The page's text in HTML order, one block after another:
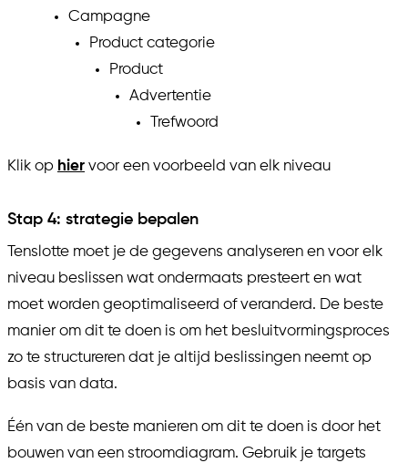
Campagne
Product categorie
Product
Advertentie
Trefwoord
Klik op hier voor een voorbeeld van elk niveau
Stap 4: strategie bepalen
Tenslotte moet je de gegevens analyseren en voor elk
niveau beslissen wat ondermaats presteert en wat
moet worden geoptimaliseerd of veranderd. De beste
manier om dit te doen is om het besluitvormingsproces
zo te structureren dat je altijd beslissingen neemt op
basis van data.
Één van de beste manieren om dit te doen is door het
bouwen van een stroomdiagram. Gebruik je targets